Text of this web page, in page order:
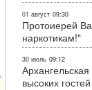
01 август 09:30
Протоиерей
наркотикам!"
30 июль 09:12
высоких гостей